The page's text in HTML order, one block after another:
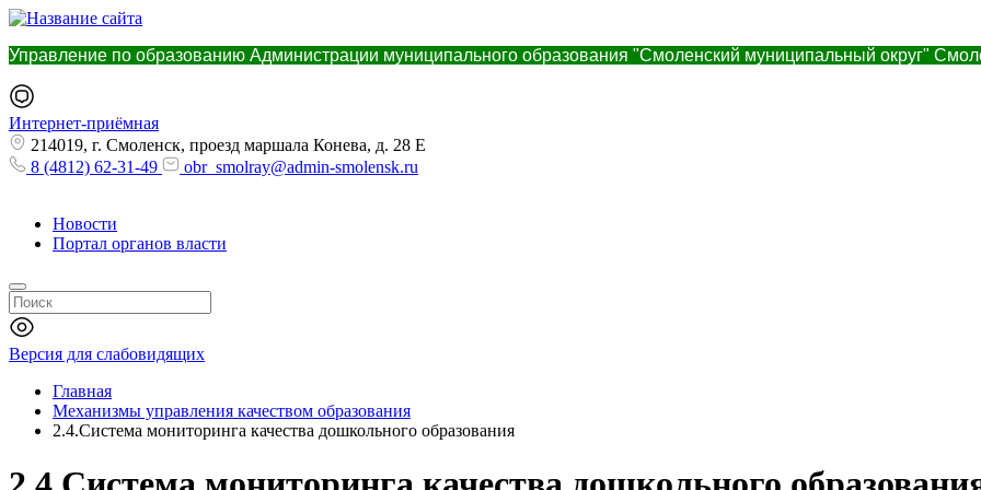
Управление по образованию Администрации муниципального образования "Смоленский муниципальный округ"
Интернет-приёмная
214019, г. Смоленск, проезд маршала Конева, д. 28 Е
8 (4812) 62-31-49
obr_smolray@admin-smolensk.ru
Новости
Портал органов власти
Версия для слабовидящих
Главная
Механизмы управления качеством образования
2.4.Система мониторинга качества дошкольного образования